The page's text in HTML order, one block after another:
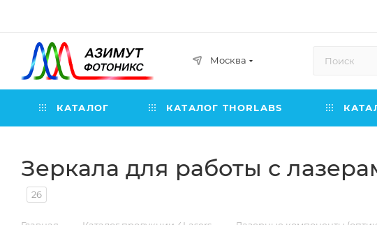
Москва
КАТАЛОГ КАТАЛОГ THORLABS
Зеркала для работы с
26